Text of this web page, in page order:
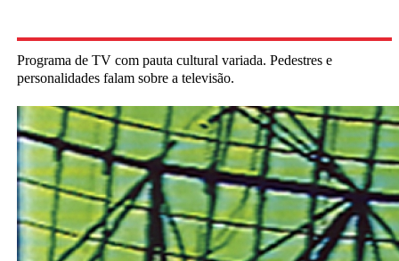
Programa de TV com pauta cultural variada. Pedestres e
personalidades falam sobre a televisão.